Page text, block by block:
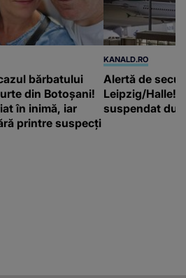
bărbatului
din Botoșani!
în inimă, iar
printre suspecți
KANALD.RO
Alertă de
Leipzig/Halle!
suspendat